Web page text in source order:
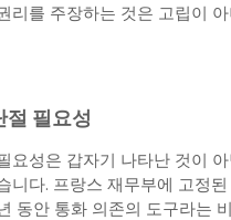
리를 주장하는 것은 고립이
절 필요성
요성은 갑자기 나타난 것이
니다. 프랑스 재무부에 고정
동안 통화 의존의 도구라는